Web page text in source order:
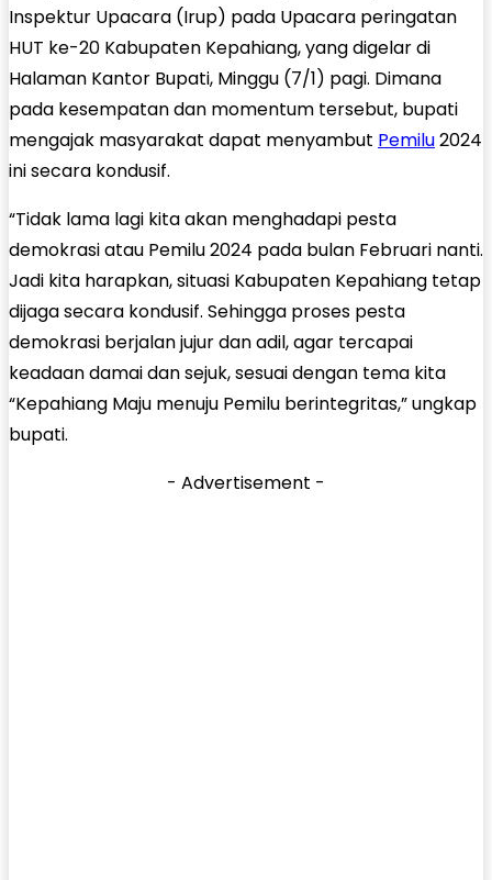
Inspektur Upacara (Irup) pada Upacara peringatan
HUT ke-20 Kabupaten Kepahiang, yang digelar di
Halaman Kantor Bupati, Minggu (7/1) pagi. Dimana
pada kesempatan dan momentum tersebut, bupati
mengajak masyarakat dapat menyambut Pemilu2024
ini secara kondusif.
“Tidak lama lagi kita akan menghadapi pesta
demokrasi atau Pemilu 2024 pada bulan Februari nanti.
Jadi kita harapkan, situasi Kabupaten Kepahiang tetap
dijaga secara kondusif. Sehingga proses pesta
demokrasi berjalan jujur dan adil, agar tercapai
keadaan damai dan sejuk, sesuai dengan tema kita
“Kepahiang Maju menuju Pemilu berintegritas,” ungkap
bupati.
- Advertisement -